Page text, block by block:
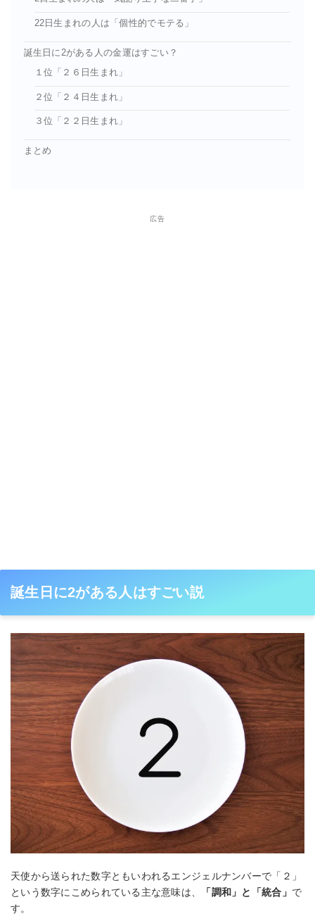
22日生まれの人は「個性的でモテる」
誕生日に2がある人の金運はすごい？
１位「２６日生まれ」
２位「２４日生まれ」
３位「２２日生まれ」
まとめ
広告
誕生日に2がある人はすごい説
天使から送られた数字ともいわれるエンジェルナンバーで「２」
という数字にこめられている主な意味は、
「調和」と「統合」 で
す。